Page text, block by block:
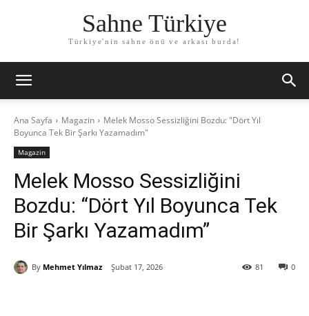
Sahne Türkiye
Türkiye'nin sahne önü ve arkası burda!
Ana Sayfa Magazin
Melek Mosso Sessizliğini Bozdu: "Dört Yıl
Boyunca Tek Bir Şarkı Yazamadım"
Magazin
Melek Mosso Sessizliğini
Bozdu: “Dört Yıl Boyunca Tek
Bir Şarkı Yazamadım”
By Mehmet Yılmaz Şubat 17, 2026 0
81